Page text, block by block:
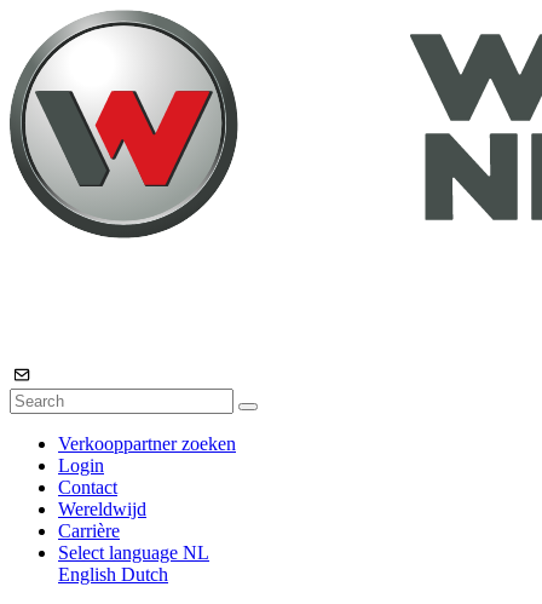
Verkooppartner zoeken
Login
Contact
Wereldwijd
Carrière
Select language NL
English Dutch